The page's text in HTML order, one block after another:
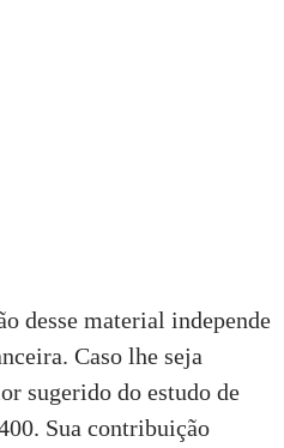
desse material independe
Caso lhe seja
sugerido do estudo de
00. Sua contribuição